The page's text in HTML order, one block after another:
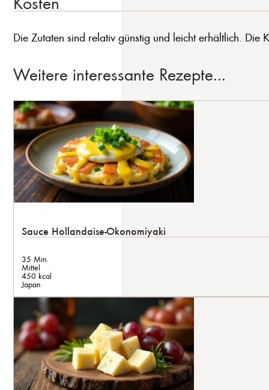
Die Zutaten sind relativ günstig und leicht erhältlich. Die
Weitere interessante Rezepte...
Sauce Hollandaise-Okonomiyaki
35 Min.
Mittel
450 kcal
Japan